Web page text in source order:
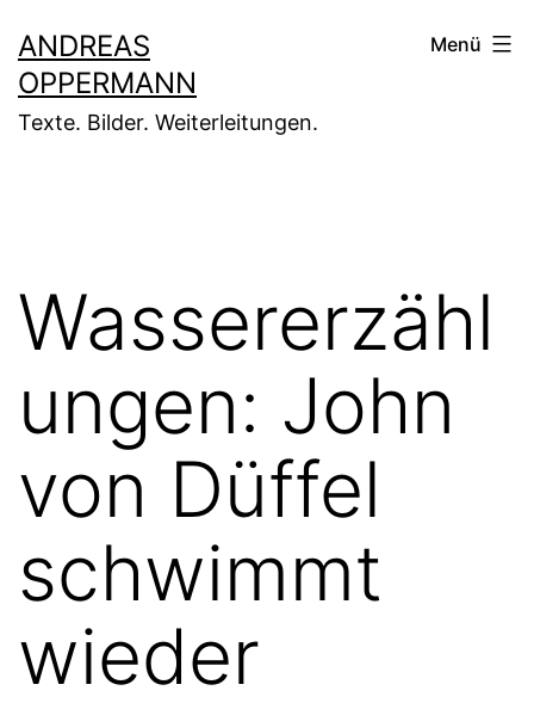
Inhalt
springen
ANDREAS
OPPERMANN
Texte. Bilder. Weiterleitungen.
Menü
Wassererzähl
ungen: John
von Düffel
schwimmt
wieder